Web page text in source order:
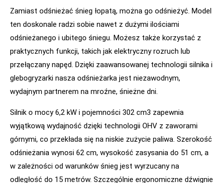
Zamiast odśnieżać śnieg łopatą, można go odśnieżyć. Model
ten doskonale radzi sobie nawet z dużymi ilościami
odśnieżanego i ubitego śniegu. Możesz także korzystać z
praktycznych funkcji, takich jak elektryczny rozruch lub
przełączany napęd. Dzięki zaawansowanej technologii silnika i
glebogryzarki nasza odśnieżarka jest niezawodnym,
wydajnym partnerem na mroźne, śnieżne dni.
Silnik o mocy 6,2 kW i pojemności 302 cm3 zapewnia
wyjątkową wydajność dzięki technologii OHV z zaworami
górnymi, co przekłada się na niskie zużycie paliwa. Szerokość
odśnieżania wynosi 62 cm, wysokość zasysania do 51 cm, a
w zależności od warunków śnieg jest wyrzucany na
odległość do 15 metrów. Szczególnie ergonomiczne dźwignie